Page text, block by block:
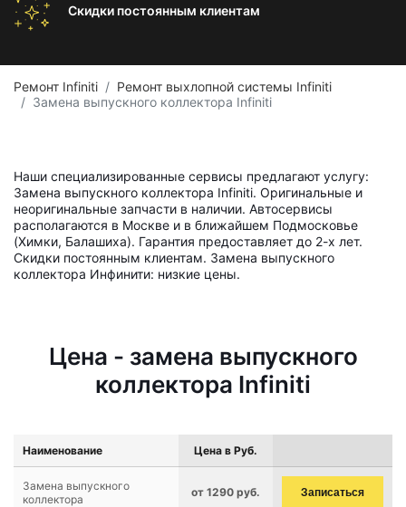
Скидки постоянным клиентам
Ремонт Infiniti
Ремонт выхлопной системы Infiniti
Замена выпускного коллектора Infiniti
Наши специализированные сервисы предлагают услугу:
Замена выпускного коллектора Infiniti. Оригинальные и
неоригинальные запчасти в наличии. Автосервисы
располагаются в Москве и в ближайшем Подмосковье
(Химки, Балашиха). Гарантия предоставляет до 2-х лет.
Скидки постоянным клиентам. Замена выпускного
коллектора Инфинити: низкие цены.
Цена - замена выпускного
коллектора Infiniti
Наименование Цена в Руб.
Замена выпускного
коллектора
от 1290 руб. Записаться